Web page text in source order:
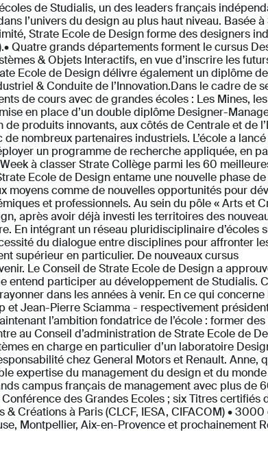
de Studialis, un des leaders français
l’univers du design au plus haut niveau. Basée à
Strate Ecole de Design forme des designers
Quatre grands départements forment le cursus
& Objets Interactifs, en vue d’inscrire les
Ecole de Design délivre également un diplôme
& Conduite de l’Innovation.Dans le cadre de
de cours avec de grandes écoles : Les Mines,
en place d’un double diplôme Designer-
produits innovants, aux côtés de Centrale et de
nombreux partenaires industriels. L’école a
un programme de recherche appliquée, en
à classer Strate Collège parmi les 60
Ecole de Design entame une nouvelle phase
moyens comme de nouvelles opportunités pour
et professionnels. Au sein du pôle « Arts et
après avoir déjà investi les territoires des
En intégrant un réseau pluridisciplinaire d’écoles
du dialogue entre disciplines pour affronter
supérieur en particulier. De nouveaux cursus
Le Conseil de Strate Ecole de Design a
entend participer au développement de Studialis.
dans les années à venir. En ce qui concerne
et Jean-Pierre Sciamma - respectivement
l’ambition fondatrice de l’école : former
au Conseil d’administration de Strate Ecole de
en charge en particulier d’un laboratoire
chez General Motors et Renault. Anne,
expertise du management du design et du monde
campus français de management avec plus de
des Grandes Ecoles ; six Titres certifiés
Créations à Paris (CLCF, IESA, CIFACOM) •
Montpellier, Aix-en-Provence et prochainement